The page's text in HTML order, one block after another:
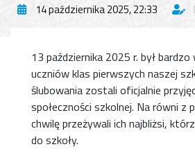
14 października 2025, 22:33
13 października 2025 r. był
uczniów klas pierwszych naszej
ślubowania zostali oficjalnie
społeczności szkolnej. Na równi z
chwilę przeżywali ich najbliżsi,
do szkoły.